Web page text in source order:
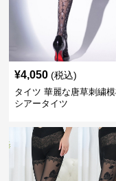
¥4,050 (税込)
タイツ 華麗な唐草刺繍模
シアータイツ